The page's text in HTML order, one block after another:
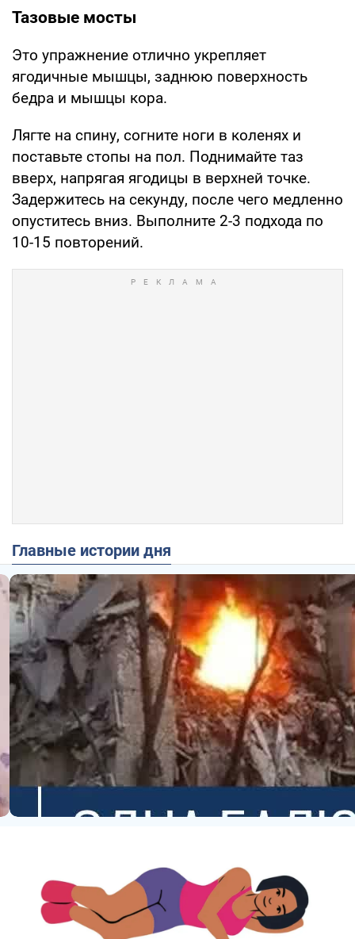
Тазовые мосты
Это упражнение отлично укрепляет
ягодичные мышцы, заднюю поверхность
бедра и мышцы кора.
Лягте на спину, согните ноги в коленях и
поставьте стопы на пол. Поднимайте таз
вверх, напрягая ягодицы в верхней точке.
Задержитесь на секунду, после чего медленно
опуститесь вниз. Выполните 2-3 подхода по
10-15 повторений.
Главные истории дня